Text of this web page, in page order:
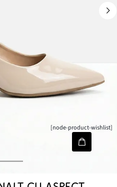
[node-product-wishlist]